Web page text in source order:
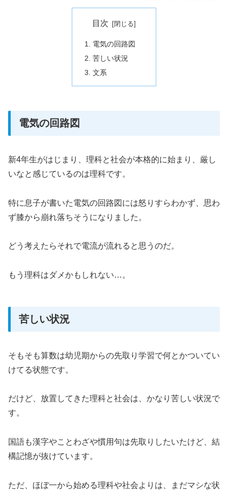
目次
電気の回路図
苦しい状況
文系
電気の回路図
新4年生がはじまり、理科と社会が本格的に始まり、厳し
いなと感じているのは理科です。
特に息子が書いた電気の回路図には怒りすらわかず、思わ
ず膝から崩れ落ちそうになりました。
どう考えたらそれで電流が流れると思うのだ。
もう理科はダメかもしれない…。
苦しい状況
そもそも算数は幼児期からの先取り学習で何とかついてい
けてる状態です。
だけど、放置してきた理科と社会は、かなり苦しい状況で
す。
国語も漢字やことわざや慣用句は先取りしたいたけど、結
構記憶が抜けています。
ただ、ほぼ一から始める理科や社会よりは、まだマシな状